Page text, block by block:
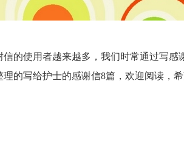
信的使用者越来越多，我们时常通过写感
的写给护士的感谢信8篇，欢迎阅读，希